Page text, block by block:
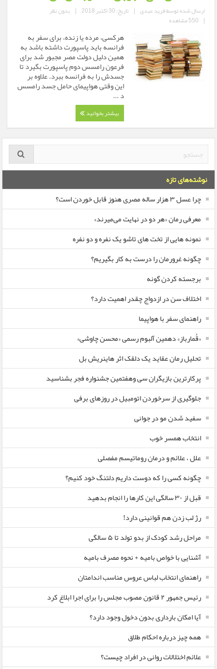
ارسال شده توسطفرید عبدی | تاریخ: 30 اکتبر 2018 | بدون نظر
| 550 مشاهده
هرکسی، مرده یا زنده، برای سفر به
فرانسه باید پاسپورت داشته باشد به
همین دلیل دولت مصر مجبور شد برای
فرعون رامسس دوم پاسپورت بگیرد تا
جسدش را به فرانسه ببرد. علاوه بر
این وقتی هواپیمای حامل جسد رامسس
د ...
بیشتر بخوانید
نوشته‌های تازه
چرا عسل ۳ هزار ساله‌ مصری هنوز قابل خوردن است؟
معرفی رمان «هر دو در نهایت می‌میرند»
نمونه هایی از تخت های تاشو یک نفره و دو نفره
چگونه غرورمان را درست به کار بگیریم؟
برجسته کردن گونه
اختلاف سن در ازدواج چقدر اهمیت دارد؟
راهنمای سفر با هواپیما
«قُمارباز» دهمین آلبوم رسمی «محسن چاوشی»
تحلیل رمان عقاید یک دلقک اثر هاینریش بل
پرکارترین بازیگران سی وهفتمین جشنواره فجر بشناسید
جلوگیری از سرخوردن اتومبیل در روزهای برفی
سفید شدن مو در جوانی
انتخاب همسر خوب
علل ، علائم و درمان روماتیسم مفصلی
چگونه کسی را که دوست داریم دلتنگ خود کنیم؟
قبل از ۳۰ سالگی این کارها را انجام بدهید
رژ لب زدن هم قوانینی دارد!
مراحل رشد کودک از بدو تولد تا ۵ سالگی
آشنایی با خواص بامیه + نحوه مصرف بامیه
راهنمای انتخاب لباس عروس مناسب اندامتان
رئیس جمهور ۲ قانون مصوب مجلس را برای اجرا ابلاغ کرد
آیا امکان بارداری بدون دخول وجود دارد؟
همه چیز درباره احکام طلاق
علائم اختلالات روانی در افراد چیست؟